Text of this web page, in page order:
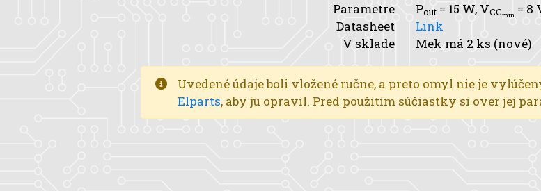
Parametre
Pout = 15 W, VCCmin = 8
Datasheet
Link
V sklade
Mek má 2 ks (nové)
Uvedené údaje boli vložené ručne, a preto omyl nie je
Elparts, aby ju opravil. Pred použitím súčiastky si over jej